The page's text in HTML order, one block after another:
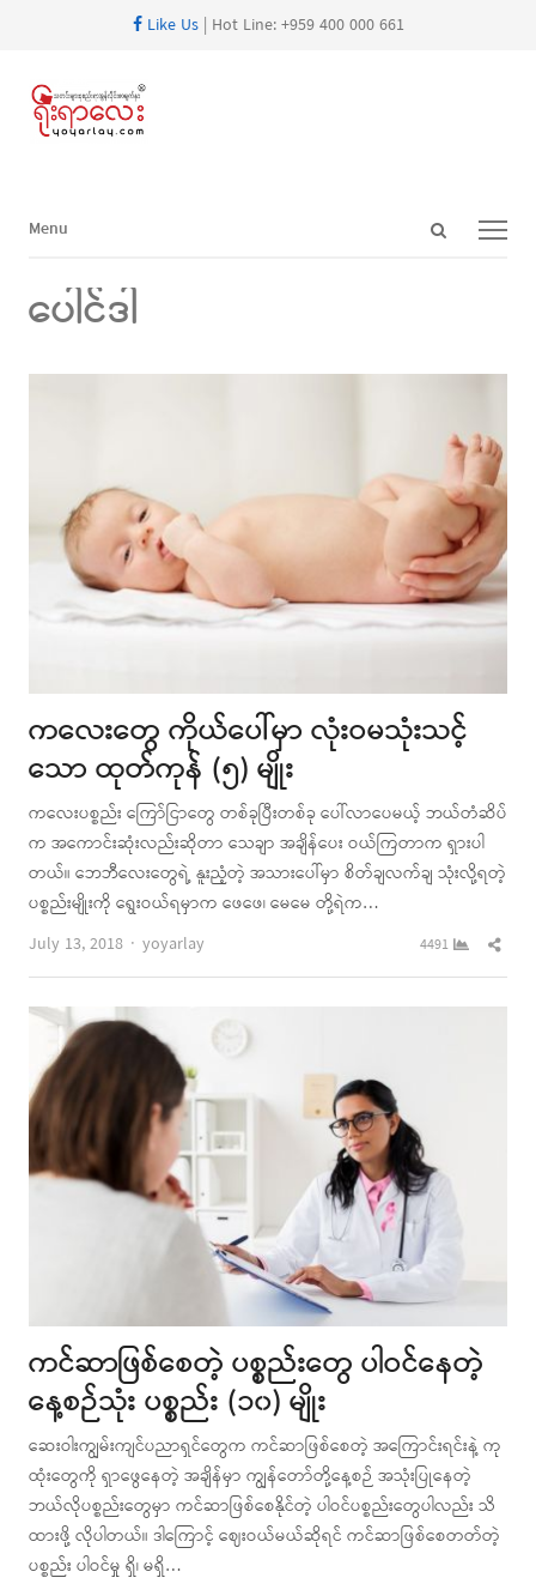
Like Us| Hot Line: +959 400 000 661
Open
Menu
Menu
ပေါင်ဒါ
ကလေးတွေ ကိုယ်ပေါ်မှာ လုံးဝမသုံးသင့်
သော ထုတ်ကုန် (၅) မျိုး
ကလေးပစ္စည်း ကြော်ငြာတွေ တစ်ခုပြီးတစ်ခု ပေါ်လာပေမယ့် ဘယ်တံဆိပ်
က အကောင်းဆုံးလည်းဆိုတာ သေချာ အချိန်ပေး ဝယ်ကြတာက ရှားပါ
တယ်။ ဘေဘီလေးတွေရဲ့ နူးညံ့တဲ့ အသားပေါ်မှာ စိတ်ချလက်ချ သုံးလို့ရတဲ့
ပစ္စည်းမျိုးကို ရွေးဝယ်ရမှာက ဖေဖေ၊ မေမေ တို့ရဲက…
July 13, 2018
Author
yoyarlay 4491
ကင်ဆာဖြစ်စေတဲ့ ပစ္စည်းတွေ ပါဝင်နေတဲ့
နေ့စဉ်သုံး ပစ္စည်း (၁၀) မျိုး
ဆေးဝါးကျွမ်းကျင်ပညာရှင်တွေက ကင်ဆာဖြစ်စေတဲ့ အကြောင်းရင်းနဲ့ ကု
ထုံးတွေကို ရှာဖွေနေတဲ့ အချိန်မှာ ကျွန်တော်တို့နေ့စဉ် အသုံးပြုနေတဲ့
ဘယ်လိုပစ္စည်းတွေမှာ ကင်ဆာဖြစ်စေနိုင်တဲ့ ပါဝင်ပစ္စည်းတွေပါလည်း သိ
ထားဖို့ လိုပါတယ်။ ဒါကြောင့် ဈေးဝယ်မယ်ဆိုရင် ကင်ဆာဖြစ်စေတတ်တဲ့
ပစ္စည်း ပါဝင်မှု ရှိ၊ မရှိ…